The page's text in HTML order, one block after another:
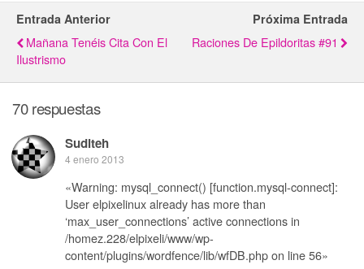
Entrada Anterior
Mañana Tenéis Cita Con El
Ilustrismo
Próxima Entrada
Raciones De Epildoritas #91
70 respuestas
Suditeh
4 enero 2013
«Warning: mysql_connect() [function.mysql-connect]:
User elpixelinux already has more than
‘max_user_connections’ active connections in
/homez.228/elpixeli/www/wp-
content/plugins/wordfence/lib/wfDB.php on line 56»